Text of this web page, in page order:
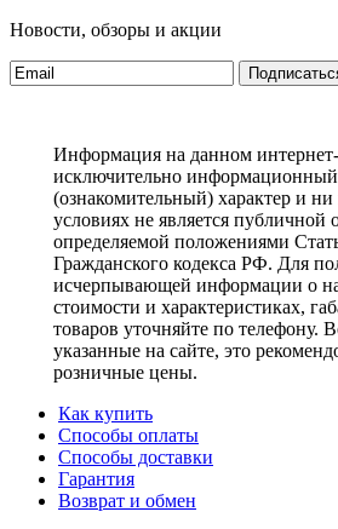
Новости, обзоры и акции
Информация на данном
исключительно информационный
(ознакомительный) характер и
условиях не является публичной
определяемой положениями
Гражданского кодекса РФ. Для
исчерпывающей информации о
стоимости и характеристиках,
товаров уточняйте по телефону.
указанные на сайте, это
розничные цены.
Как купить
Способы оплаты
Способы доставки
Гарантия
Возврат и обмен